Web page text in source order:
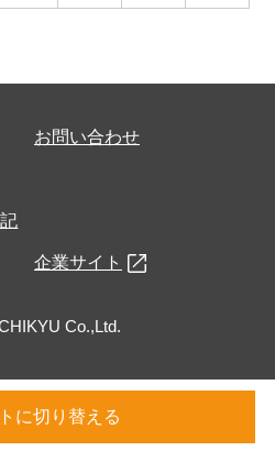
お問い合わせ
企業サイト
Co.,Ltd.
に切り替える